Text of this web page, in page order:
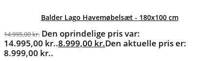
Balder Lago Havemøbelsæt - 180x100 cm
14.995,00kr. Den oprindelige pris var:
14.995,00 kr..8.999,00 kr.Den aktuelle pris er:
8.999,00 kr..